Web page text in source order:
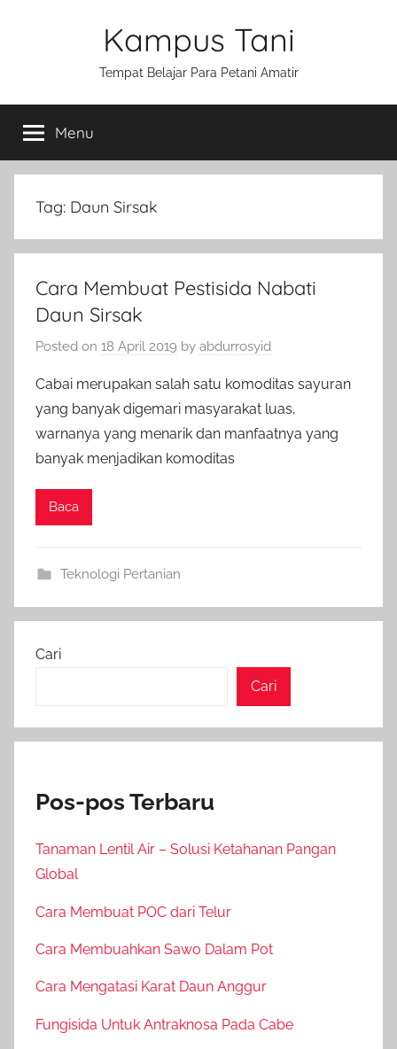
Kampus Tani
Tempat Belajar Para Petani Amatir
Menu
Tag: Daun Sirsak
Cara Membuat Pestisida Nabati
Daun Sirsak
Posted on 18 April 2019 by abdurrosyid
Cabai merupakan salah satu komoditas sayuran
yang banyak digemari masyarakat luas,
warnanya yang menarik dan manfaatnya yang
banyak menjadikan komoditas
Baca
Teknologi Pertanian
Cari
Cari
Pos-pos Terbaru
Tanaman Lentil Air – Solusi Ketahanan Pangan
Global
Cara Membuat POC dari Telur
Cara Membuahkan Sawo Dalam Pot
Cara Mengatasi Karat Daun Anggur
Fungisida Untuk Antraknosa Pada Cabe